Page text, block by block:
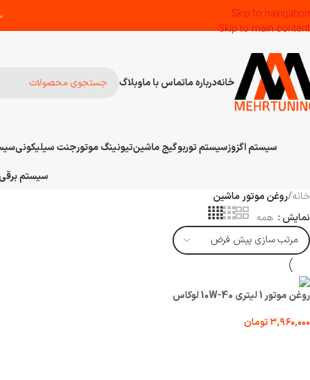
Skip to navigation
Skip to main content
خانهدرباره ماتماس با ماوبلاگ
سیستم اگزوزسیستم توربوگیج ماشینتیونینگ موتورجنت سیلیکونی
سیستم
خانه/روغن موتور ماشین
نمایش
همه
روغن موتور 1 لیتری 10W-40 لوکاس
۳,۹۶۰,۰۰۰تومان